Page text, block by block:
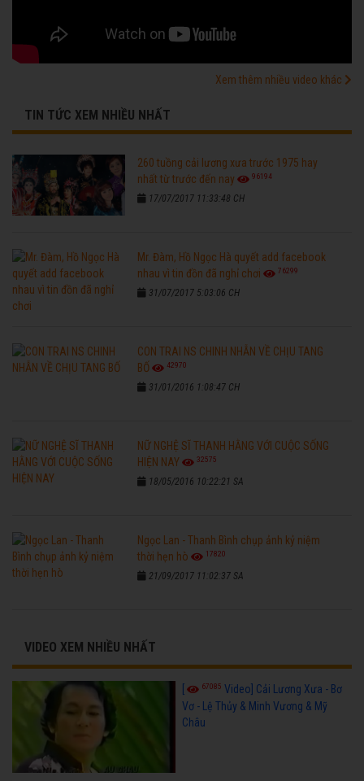
Xem thêm nhiều video khác
TIN TỨC XEM NHIỀU NHẤT
260 tuồng cải lương xưa trước 1975 hay
nhất từ trước đến nay
96194
17/07/2017 11:33:48 CH
Mr. Đàm, Hồ Ngọc Hà quyết add facebook
nhau vì tin đồn đã nghỉ chơi
76299
31/07/2017 5:03:06 CH
CON TRAI NS CHINH NHẪN VỀ CHỊU TANG
BỐ
42970
31/01/2016 1:08:47 CH
NỮ NGHỆ SĨ THANH HẰNG VỚI CUỘC SỐNG
HIỆN NAY
32575
18/05/2016 10:22:21 SA
Ngọc Lan - Thanh Bình chụp ảnh kỷ niệm
thời hẹn hò
17820
21/09/2017 11:02:37 SA
VIDEO XEM NHIỀU NHẤT
67085 Video] Cải Lương Xưa - Bơ
Vơ - Lệ Thủy & Minh Vương & Mỹ
Châu